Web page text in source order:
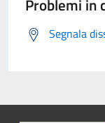
Problemi in
Segnala